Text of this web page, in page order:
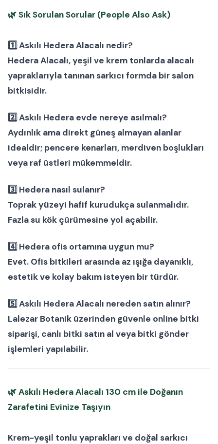
🌿Sık Sorulan Sorular (People Also Ask)
1️⃣ Askılı Hedera Alacalı nedir?
Hedera Alacalı, yeşil ve krem tonlarda alacalı
yapraklarıyla tanınan sarkıcı formda birsalon
bitkisidir.
2️⃣ Askılı Hedera evde nereye asılmalı?
Aydınlık ama direkt güneş almayan alanlar
idealdir; pencere kenarları, merdiven boşlukları
veya raf üstleri mükemmeldir.
3️⃣ Hedera nasıl sulanır?
Toprak yüzeyi hafif kurudukça sulanmalıdır.
Fazla su kök çürümesine yol açabilir.
4️⃣ Hedera ofis ortamına uygun mu?
Evet. Ofis bitkileri arasında az ışığa dayanıklı,
estetik ve kolay bakım isteyen bir türdür.
5️⃣ Askılı Hedera Alacalı nereden satın alınır?
Lalezar Botanik üzerinden güvenle online bitki
siparişi, canlı bitki satın al veya bitki gönder
işlemleri yapılabilir.
🌿Askılı Hedera Alacalı 130 cm ile Doğanın
Zarafetini Evinize Taşıyın
Krem-yeşil tonlu yaprakları ve doğal sarkıcı